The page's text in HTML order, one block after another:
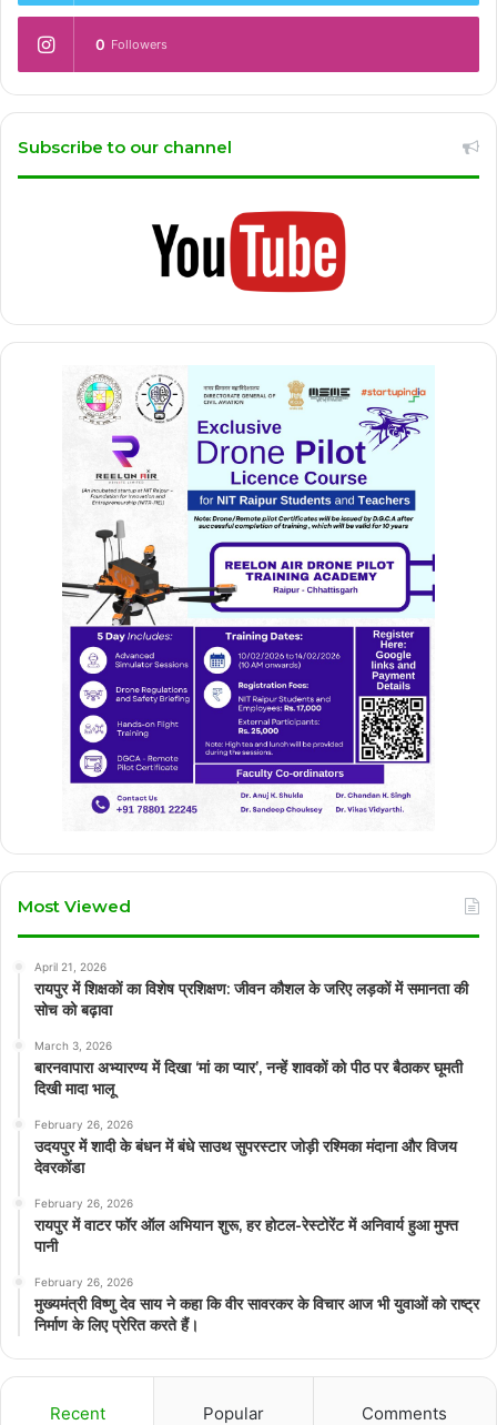
0 Followers
Subscribe to our channel
Most Viewed
April 21, 2026
रायपुर में शिक्षकों का विशेष प्रशिक्षण: जीवन कौशल के जरिए लड़कों में समानता की
सोच को बढ़ावा
March 3, 2026
बारनवापारा अभ्यारण्य में दिखा ‘मां का प्यार’, नन्हें शावकों को पीठ पर बैठाकर घूमती
दिखी मादा भालू
February 26, 2026
उदयपुर में शादी के बंधन में बंधे साउथ सुपरस्टार जोड़ी रश्मिका मंदाना और विजय
देवरकोंडा
February 26, 2026
रायपुर में वाटर फॉर ऑल अभियान शुरू, हर होटल-रेस्टोरेंट में अनिवार्य हुआ मुफ्त
पानी
February 26, 2026
मुख्यमंत्री विष्णु देव साय ने कहा कि वीर सावरकर के विचार आज भी युवाओं को राष्ट्र
निर्माण के लिए प्रेरित करते हैं।
Recent Popular Comments